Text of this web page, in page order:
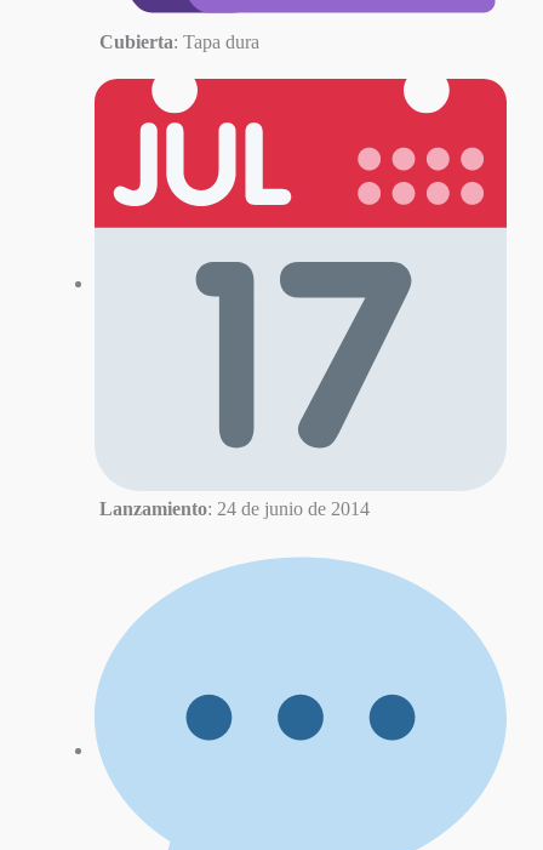
Cubierta: Tapa dura
Lanzamiento: 24 de junio de 2014